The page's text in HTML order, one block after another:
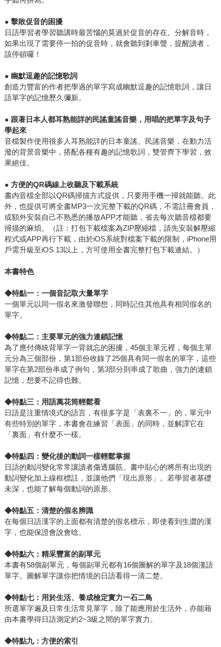
● 擊敗促音的困擾
日語學習者學習聽講時最苦惱的莫過於促音的存在。分解音時，
如果出現了需要停一拍的促音時，就會聽到剎車聲，提醒讀者，
該停頓囉！
● 幽默逗趣的記憶歌詞
創造力豐富的作者把學過的單字寫成幽默逗趣的記憶歌詞，讓日
語單字的記憶歷久彌新。
● 跟著日本人都耳熟能詳的民謠童謠音樂，用唱的把單字及句子
學起來
音檔製作使用很多人耳熟能詳的日本童謠、民謠音樂，在動力活
潑的背景音樂中，搭配各種有趣的記憶歌詞，雙管齊下學習，效
果絕佳。
● 方便的QR碼線上收聽及下載系統
書內音檔全部以QR碼掃描方式提供，只要用手機一掃就能聽。此
外，也提供可將全書MP3一次完整下載的QR碼，不需註冊會員，
或額外安裝自己不熟悉的播放APP才能聽，省去每次聽音檔都要
掃描的麻煩。（註：打包下載檔案為ZIP壓縮檔，請先安裝解壓縮
程式或APP再行下載，由於iOS系統對檔案下載的限制，iPhone用
戶需升級至iOS 13以上，方可使用全書完整打包下載連結。）
本書特色
◆特點一：一個音記取大量單字
一個單元以同一假名來激發聯想，同時記住其他具有相同假名的
單字。
◆特點二：主要單元的強力連鎖記憶
為了應付傳統背單字一背就忘的困擾，45個主單元裡，每個主單
元分為三個部份，第1部份收錄了25個具有同一假名的單字，這些
單字在第2部份串成了例句，第3部分則串成了歌曲，強力的連鎖
記憶，想要不記得也難。
◆特點三：用語萬花筒輕鬆看
日語是注重情境式的語言，有很多字是「表裏不一」的，單元中
有些特別的單字，本書會在練習「表面」的同時，並解譯它在
「裏面」有什麼不一樣。
◆特點四：變化後的動詞一樣輕鬆掌握
日語的動詞變化常常讓讀者傷透腦筋。書中貼心的將所有出現的
動詞變化加上線框標註，並讓他們「現出原形」。若學習者基礎
未深，也能了解每個動詞的原形。
◆特點五：清楚的假名辨識
在每個日語漢字的上面都有清楚的假名標示，即使看到生澀的漢
字，也能保證會說會唸。
◆特點六：精采豐富的副單元
本書有58個副單元，每個副單元都有16個圖解的單字及18個漢語
單字。圖解單字讓你把情境的日語看得一清二楚。
◆特點七：用於生活、養成檢定實力一石二鳥
所選單字遍及日常生活常見單字，除了能應用於生活外，亦能藉
由本書學得日語測定約2~3級之間的單字實力。
◆特點九：方便的索引